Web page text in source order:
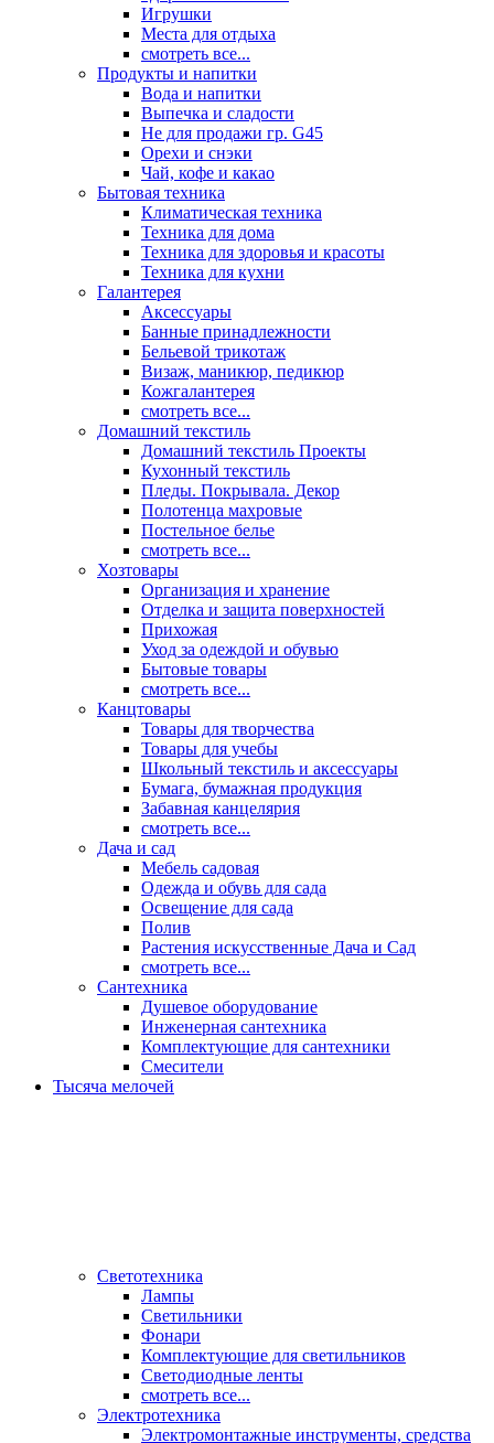
Игрушки
Места для отдыха
смотреть все...
Продукты и напитки
Вода и напитки
Выпечка и сладости
Не для продажи гр. G45
Орехи и снэки
Чай, кофе и какао
Бытовая техника
Климатическая техника
Техника для дома
Техника для здоровья и красоты
Техника для кухни
Галантерея
Аксессуары
Банные принадлежности
Бельевой трикотаж
Визаж, маникюр, педикюр
Кожгалантерея
смотреть все...
Домашний текстиль
Домашний текстиль Проекты
Кухонный текстиль
Пледы. Покрывала. Декор
Полотенца махровые
Постельное белье
смотреть все...
Хозтовары
Организация и хранение
Отделка и защита поверхностей
Прихожая
Уход за одеждой и обувью
Бытовые товары
смотреть все...
Канцтовары
Товары для творчества
Товары для учебы
Школьный текстиль и аксессуары
Бумага, бумажная продукция
Забавная канцелярия
смотреть все...
Дача и сад
Мебель садовая
Одежда и обувь для сада
Освещение для сада
Полив
Растения искусственные Дача и Сад
смотреть все...
Сантехника
Душевое оборудование
Инженерная сантехника
Комплектующие для сантехники
Смесители
Тысяча мелочей
Светотехника
Лампы
Светильники
Фонари
Комплектующие для светильников
Светодиодные ленты
смотреть все...
Электротехника
Электромонтажные инструменты, средства